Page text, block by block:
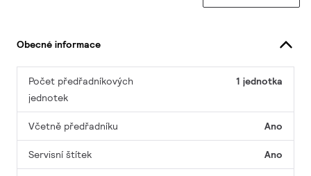
Obecné informace
Počet předřadníkových
jednotek
1 jednotka
Včetně předřadníku Ano
Servisní štítek Ano